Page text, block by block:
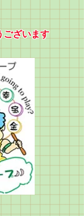
ございます